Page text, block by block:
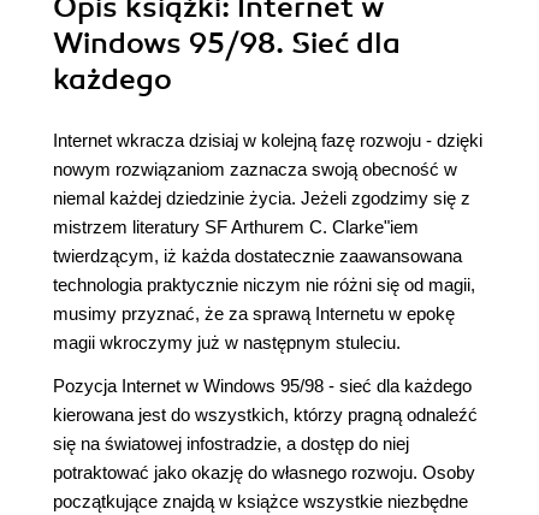
Opis książki: Internet w
Windows 95/98. Sieć dla
każdego
Internet wkracza dzisiaj w kolejną fazę rozwoju - dzięki
nowym rozwiązaniom zaznacza swoją obecność w
niemal każdej dziedzinie życia. Jeżeli zgodzimy się z
mistrzem literatury SF Arthurem C. Clarke"iem
twierdzącym, iż każda dostatecznie zaawansowana
technologia praktycznie niczym nie różni się od magii,
musimy przyznać, że za sprawą Internetu w epokę
magii wkroczymy już w następnym stuleciu.
Pozycja Internet w Windows 95/98 - sieć dla każdego
kierowana jest do wszystkich, którzy pragną odnaleźć
się na światowej infostradzie, a dostęp do niej
potraktować jako okazję do własnego rozwoju. Osoby
początkujące znajdą w książce wszystkie niezbędne